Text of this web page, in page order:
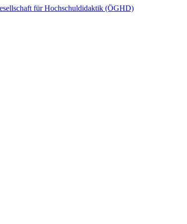
für Hochschuldidaktik (ÖGHD)